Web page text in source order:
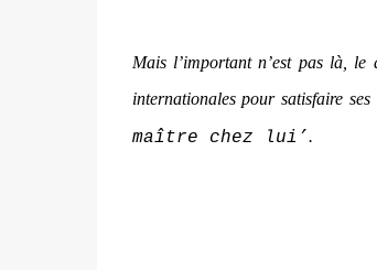
Mais l’important n’est pas là,
internationales pour satisfaire
maître chez lui’.